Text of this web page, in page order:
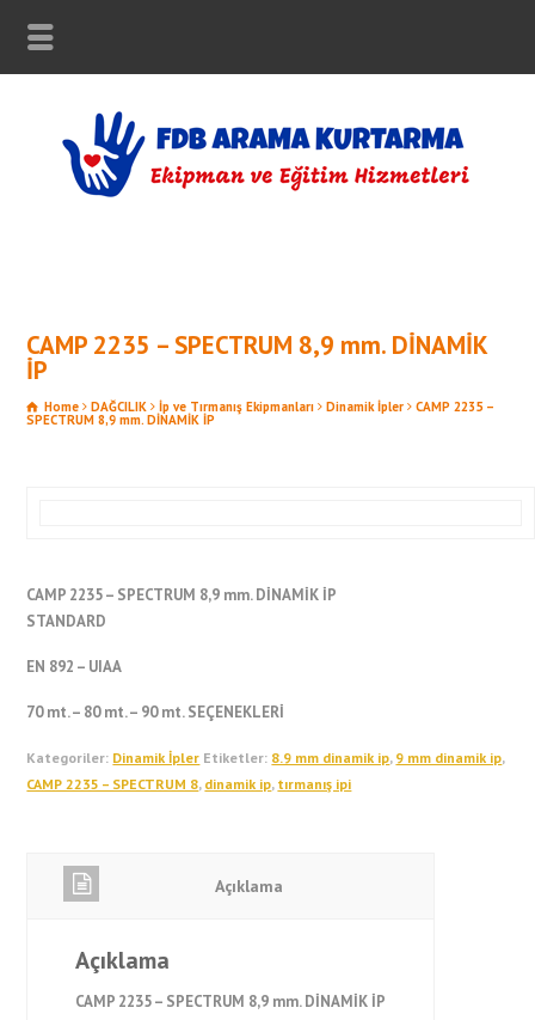
CAMP 2235 – SPECTRUM 8,9 mm. DİNAMİK
İP
Home DAĞCILIK İp ve Tırmanış Ekipmanları Dinamik İpler CAMP 2235 –
SPECTRUM 8,9 mm. DİNAMİK İP
CAMP 2235 – SPECTRUM 8,9 mm. DİNAMİK İP
STANDARD
EN 892 – UIAA
70 mt. – 80 mt. – 90 mt. SEÇENEKLERİ
Kategoriler: Dinamik İpler Etiketler: 8.9 mm dinamik ip, 9 mm dinamik ip,
CAMP 2235 – SPECTRUM 8, dinamik ip, tırmanış ipi
Açıklama
Açıklama
CAMP 2235 – SPECTRUM 8,9 mm. DİNAMİK İP